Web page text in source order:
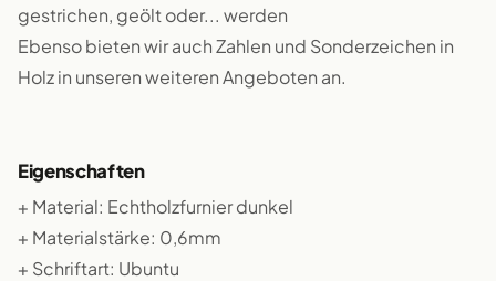
gestrichen, geölt oder... werden
Ebenso bieten wir auch Zahlen und Sonderzeichen in
Holz in unseren weiteren Angeboten an.
Eigenschaften
+ Material: Echtholzfurnier dunkel
+ Materialstärke: 0,6mm
+ Schriftart: Ubuntu